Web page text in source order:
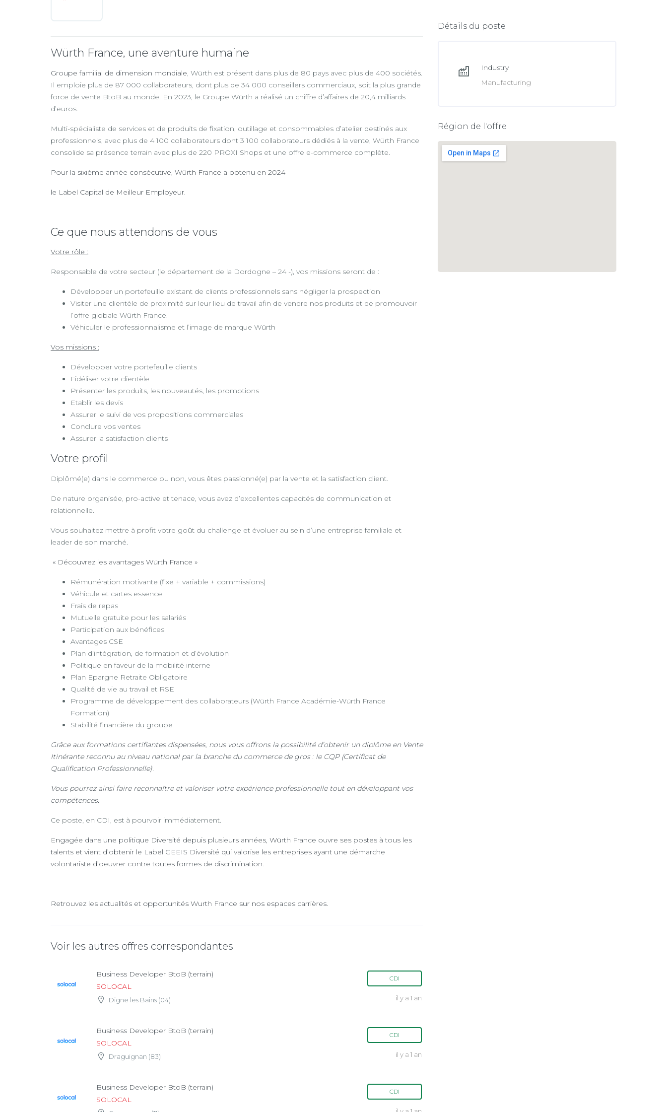
Würth France, une aventure humaine
Groupe familial de dimension mondiale, Würth est présent dans plus de 80 pays avec plus de 400 sociétés.
Il emploie plus de 87 000 collaborateurs, dont plus de 34 000 conseillers commerciaux, soit la plus grande
force de vente BtoB au monde. En 2023, le Groupe Würth a réalisé un chiffre d’affaires de 20,4 milliards
d’euros.
Multi-spécialiste de services et de produits de fixation, outillage et consommables d’atelier destinés aux
professionnels, avec plus de 4 100 collaborateurs dont 3 100 collaborateurs dédiés à la vente, Würth France
consolide sa présence terrain avec plus de 220 PROXI Shops et une offre e-commerce complète.
Pour la sixième année consécutive, Würth France a obtenu en 2024
le Label Capital de Meilleur Employeur.
Ce que nous attendons de vous
Votre rôle :
Responsable de votre secteur (le département de la Dordogne – 24 -), vos missions seront de :
Développer un portefeuille existant de clients professionnels sans négliger la prospection
Visiter une clientèle de proximité sur leur lieu de travail afin de vendre nos produits et de promouvoir
l’offre globale Würth France.
Véhiculer le professionnalisme et l’image de marque Würth
Vos missions :
Développer votre portefeuille clients
Fidéliser votre clientèle
Présenter les produits, les nouveautés, les promotions
Etablir les devis
Assurer le suivi de vos propositions commerciales
Conclure vos ventes
Assurer la satisfaction clients
Votre profil
Diplômé(e) dans le commerce ou non, vous êtes passionné(e) par la vente et la satisfaction client.
De nature organisée, pro-active et tenace, vous avez d’excellentes capacités de communication et
relationnelle.
Vous souhaitez mettre à profit votre goût du challenge et évoluer au sein d’une entreprise familiale et
leader de son marché.
« Découvrez les avantages Würth France »
Rémunération motivante (fixe + variable + commissions)
Véhicule et cartes essence
Frais de repas
Mutuelle gratuite pour les salariés
Participation aux bénéfices
Avantages CSE
Plan d’intégration, de formation et d’évolution
Politique en faveur de la mobilité interne
Plan Epargne Retraite Obligatoire
Qualité de vie au travail et RSE
Programme de développement des collaborateurs (Würth France Académie-Würth France
Formation)
Stabilité financière du groupe
Grâce aux formations certifiantes dispensées, nous vous offrons la possibilité d’obtenir un diplôme en Vente
Itinérante reconnu au niveau national par la branche du commerce de gros : le CQP (Certificat de
Qualification Professionnelle).
Vous pourrez ainsi faire reconnaître et valoriser votre expérience professionnelle tout en développant vos
compétences.
Ce poste, en CDI, est à pourvoir immédiatement.
Engagée dans une politique Diversité depuis plusieurs années, Würth France ouvre ses postes à tous les
talents et vient d’obtenir le Label GEEIS Diversité qui valorise les entreprises ayant une démarche
volontariste d’oeuvrer contre toutes formes de discrimination.
Retrouvez les actualités et opportunités Wurth France sur nos espaces carrières.
Voir les autres offres correspondantes
Business Developer BtoB (terrain)
SOLOCAL
Digne les Bains (04)
CDI
il y a 1 an
Business Developer BtoB (terrain)
SOLOCAL
Draguignan (83)
CDI
il y a 1 an
Business Developer BtoB (terrain)
SOLOCAL
CDI
Détails du poste
Industry
Manufacturing
Région de l'offre